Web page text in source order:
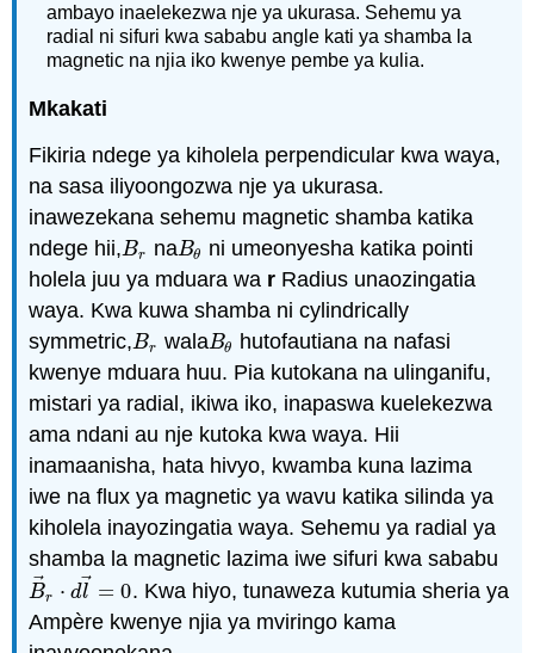
ambayo inaelekezwa nje ya ukurasa. Sehemu ya
radial ni sifuri kwa sababu angle kati ya shamba la
magnetic na njia iko kwenye pembe ya kulia.
Mkakati
Fikiria ndege ya kiholela perpendicular kwa waya,
na sasa iliyoongozwa nje ya ukurasa.
inawezekana sehemu magnetic shamba katika
ndege hii,Br
Br naBθ
Bθ ni umeonyesha katika pointi
holela juu ya mduara wa r Radius unaozingatia
waya. Kwa kuwa shamba ni cylindrically
symmetric,Br
Br walaBθ
Bθ hutofautiana na nafasi
kwenye mduara huu. Pia kutokana na ulinganifu,
mistari ya radial, ikiwa iko, inapaswa kuelekezwa
ama ndani au nje kutoka kwa waya. Hii
inamaanisha, hata hivyo, kwamba kuna lazima
iwe na flux ya magnetic ya wavu katika silinda ya
kiholela inayozingatia waya. Sehemu ya radial ya
shamba la magnetic lazima iwe sifuri kwa sababu
B⃗
r ⋅ dl = 0
B→ r⋅d → =0. Kwa hiyo, tunaweza kutumia sheria ya
Ampère kwenye njia ya mviringo kama